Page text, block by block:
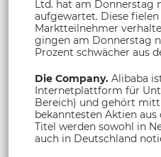
Ltd. hat am Donnerstag
aufgewartet. Diese
Marktteilnehmer
gingen am Donnerstag
Prozent schwächer aus
Die Company. Alibaba
Internetplattform für
Bereich) und gehört
bekanntesten Aktien
Titel werden sowohl in
auch in Deutschland